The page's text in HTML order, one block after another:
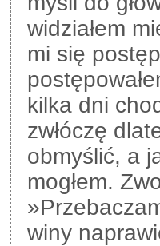
widziałem
mi się
kilka dni
zwłóczę
obmyślić, a
mogłem.
winy